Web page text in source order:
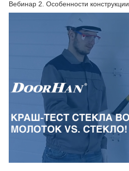
Вебинар 2. Особенности конструкции